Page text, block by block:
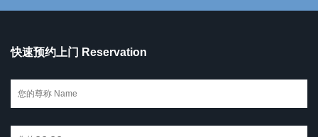
快速预约上门 Reservation